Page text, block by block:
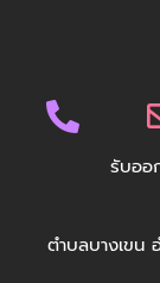
รับออ
ตำบลบางเขน